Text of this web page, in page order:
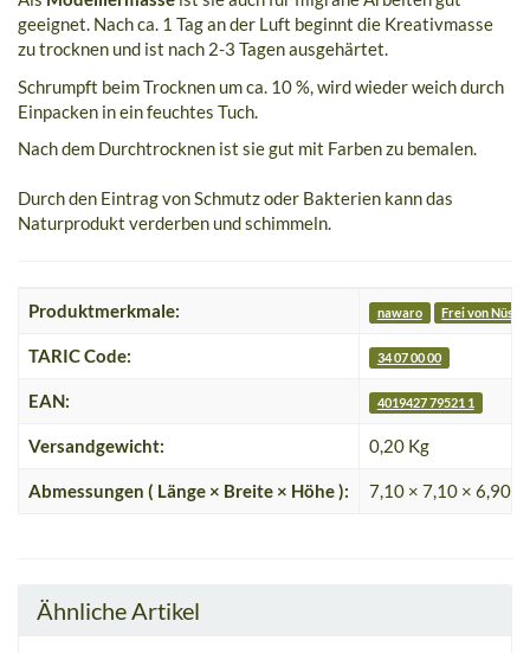
geeignet. Nach ca. 1 Tag an der Luft beginnt die Kreativmasse
zu trocknen und ist nach 2-3 Tagen ausgehärtet.
Schrumpft beim Trocknen um ca. 10 %, wird wieder weich durch
Einpacken in ein feuchtes Tuch.
Nach dem Durchtrocknen ist sie gut mit Farben zu bemalen.
Durch den Eintrag von Schmutz oder Bakterien kann das
Naturprodukt verderben und schimmeln.
Produktmerkmale: nawaro Frei von
TARIC Code: 34 07 00 00
EAN: 4019427 79521 1
Versandgewicht: 0,20 Kg
Abmessungen ( Länge × Breite × Höhe ): 7,10 × 7,10 × 6,90
Ähnliche Artikel